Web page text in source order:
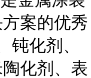
案的优秀
钝化剂、
化剂、表